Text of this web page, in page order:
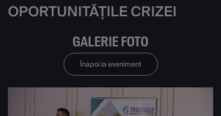
OPORTUNITĂȚILE CRIZEI
GALERIE FOTO
Înapoi la eveniment